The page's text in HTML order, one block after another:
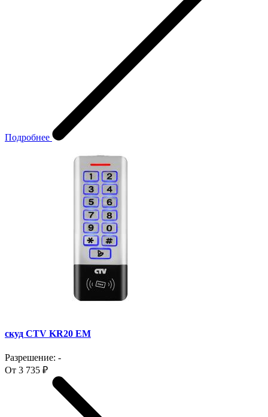
Подробнее
скуд CTV KR20 EM
Разрешение: -
От 3 735 ₽